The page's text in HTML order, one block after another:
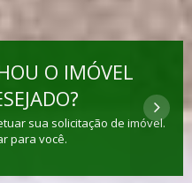
O IMÓVEL
sua solicitação de imóvel.
para você.